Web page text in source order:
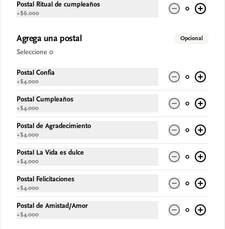
Conócenos
Términos y condiciones
Redes sociales
Instagram
Facebook
TikTok
Mi cuenta
Pedir
Postal Ritual de cumpleaños
+$6.000
0
Agrega una postal Opcional
Seleccione 0
Postal Confia
+$4.000
0
Postal Cumpleaños
+$4.000
0
Postal de Agradecimiento
+$4.000
0
Postal La Vida es dulce
+$4.000
0
Postal Felicitaciones
+$4.000
0
Postal de Amistad/Amor
+$4.000
0